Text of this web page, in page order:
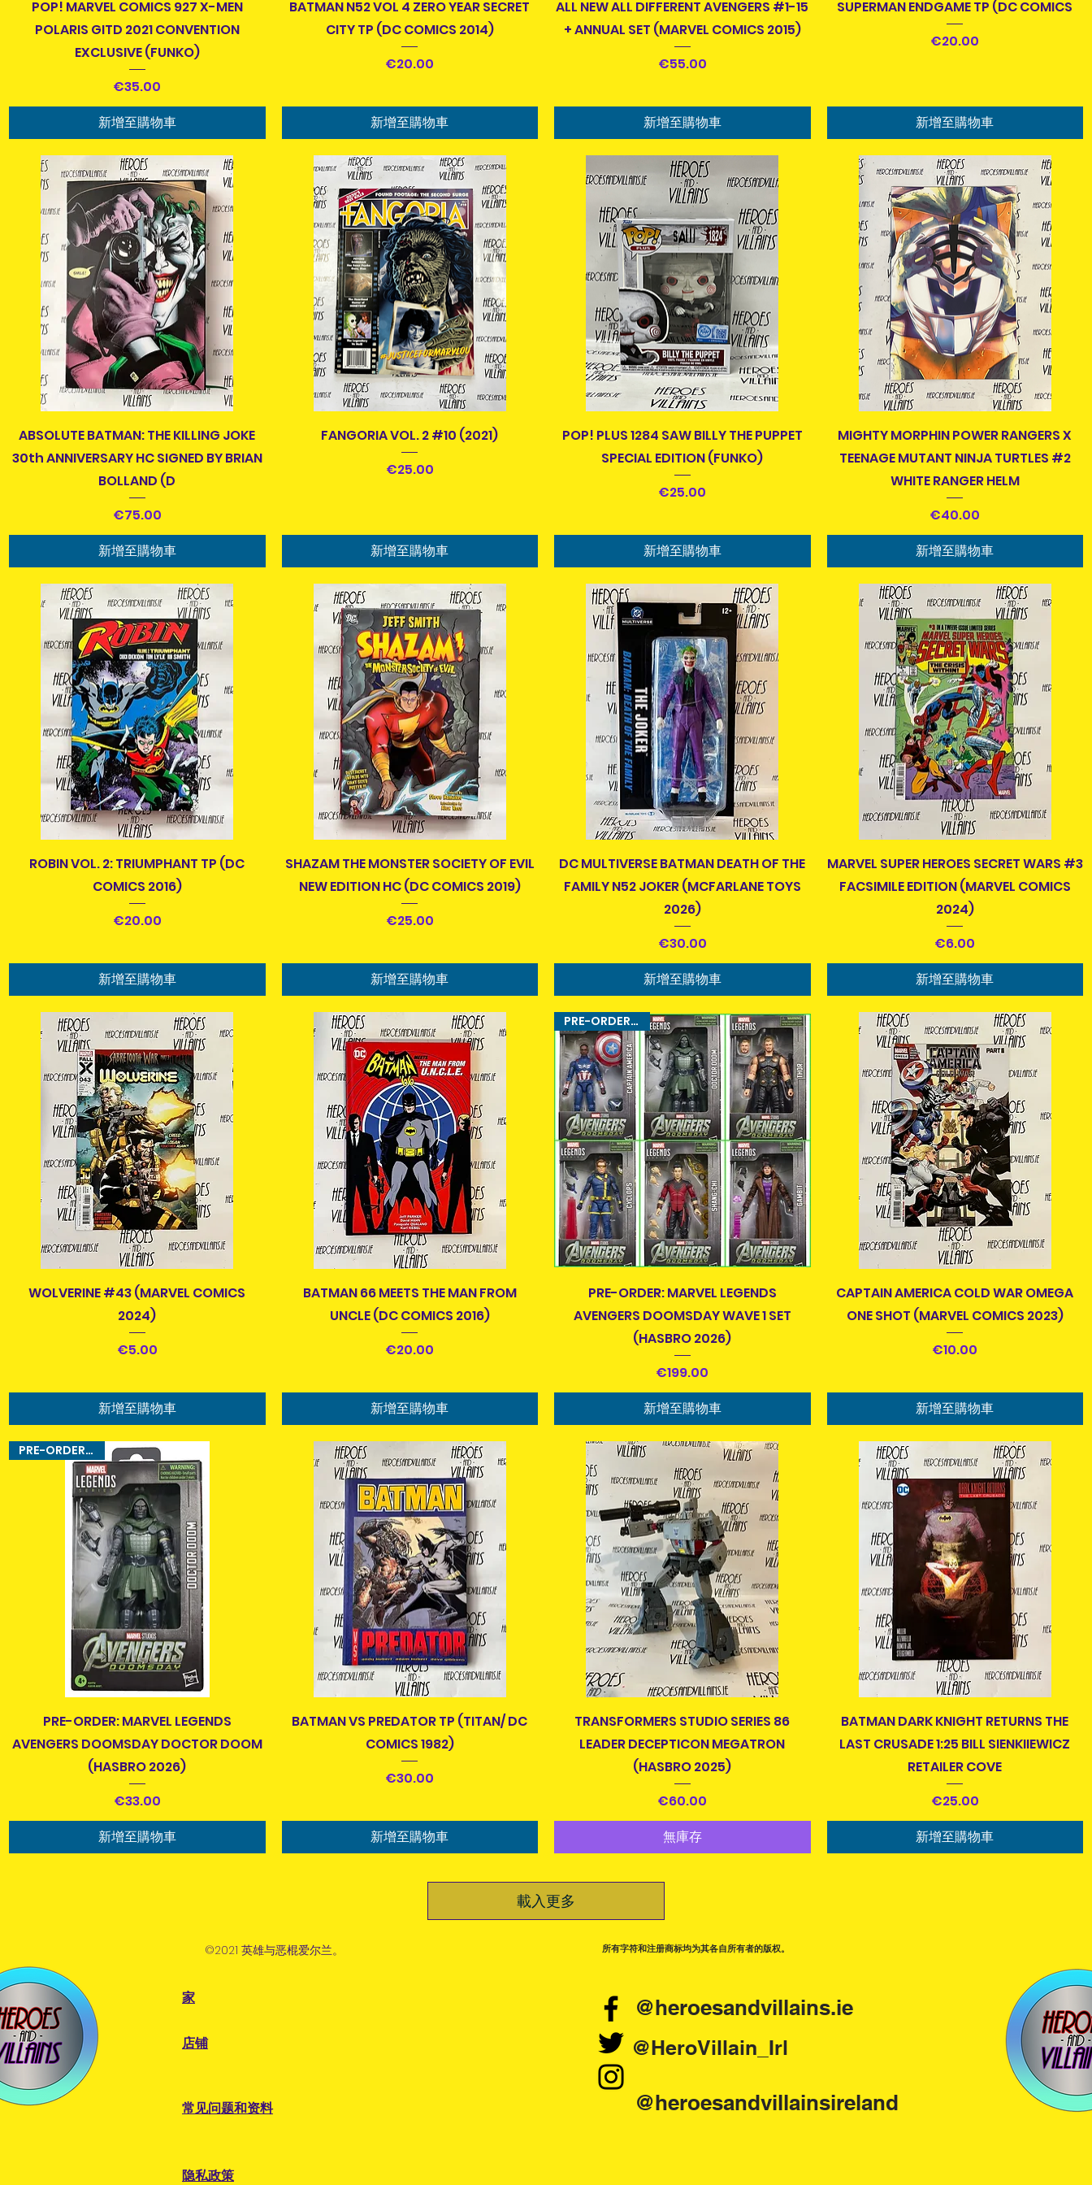
POP! MARVEL COMICS 927 X-MEN
POLARIS GITD 2021 CONVENTION
EXCLUSIVE (FUNKO)
價格
€35.00
新增至購物車
BATMAN N52 VOL 4 ZERO YEAR SECRET
CITY TP (DC COMICS 2014)
價格
€20.00
新增至購物車
ALL NEW ALL DIFFERENT AVENGERS #1-15
+ ANNUAL SET (MARVEL COMICS 2015)
價格
€55.00
新增至購物車
SUPERMAN ENDGAME TP (DC COMICS
價格
€20.00
新增至購物車
快速瀏覽
ABSOLUTE BATMAN: THE KILLING JOKE
30th ANNIVERSARY HC SIGNED BY BRIAN
BOLLAND (D
價格
€75.00
新增至購物車
快速瀏覽
FANGORIA VOL. 2 #10 (2021)
價格
€25.00
新增至購物車
快速瀏覽
POP! PLUS 1284 SAW BILLY THE PUPPET
SPECIAL EDITION (FUNKO)
價格
€25.00
新增至購物車
快速瀏覽
MIGHTY MORPHIN POWER RANGERS X
TEENAGE MUTANT NINJA TURTLES #2
WHITE RANGER HELM
價格
€40.00
新增至購物車
快速瀏覽
ROBIN VOL. 2: TRIUMPHANT TP (DC
COMICS 2016)
價格
€20.00
新增至購物車
快速瀏覽
SHAZAM THE MONSTER SOCIETY OF EVIL
NEW EDITION HC (DC COMICS 2019)
價格
€25.00
新增至購物車
快速瀏覽
DC MULTIVERSE BATMAN DEATH OF THE
FAMILY N52 JOKER (MCFARLANE TOYS
2026)
價格
€30.00
新增至購物車
快速瀏覽
MARVEL SUPER HEROES SECRET WARS #3
FACSIMILE EDITION (MARVEL COMICS
2024)
價格
€6.00
新增至購物車
快速瀏覽
WOLVERINE #43 (MARVEL COMICS
2024)
價格
€5.00
新增至購物車
快速瀏覽
BATMAN 66 MEETS THE MAN FROM
UNCLE (DC COMICS 2016)
價格
€20.00
新增至購物車
快速瀏覽
PRE-ORDER ITEM!
PRE-ORDER: MARVEL LEGENDS
AVENGERS DOOMSDAY WAVE 1 SET
(HASBRO 2026)
價格
€199.00
新增至購物車
快速瀏覽
CAPTAIN AMERICA COLD WAR OMEGA
ONE SHOT (MARVEL COMICS 2023)
價格
€10.00
新增至購物車
快速瀏覽
PRE-ORDER ITEM!
PRE-ORDER: MARVEL LEGENDS
AVENGERS DOOMSDAY DOCTOR DOOM
(HASBRO 2026)
價格
€33.00
新增至購物車
快速瀏覽
BATMAN VS PREDATOR TP (TITAN/ DC
COMICS 1982)
價格
€30.00
新增至購物車
快速瀏覽
TRANSFORMERS STUDIO SERIES 86
LEADER DECEPTICON MEGATRON
(HASBRO 2025)
價格
€60.00
無庫存
快速瀏覽
BATMAN DARK KNIGHT RETURNS THE
LAST CRUSADE 1:25 BILL SIENKIIEWICZ
RETAILER COVE
價格
€25.00
新增至購物車
載入更多
©2021 英雄与恶棍爱尔兰。
家
店铺
常见问题和资料
@heroesandvillains.ie
@HeroVillain_Irl
@heroesandvillainsireland
所有字符和注册商标均为其各自所有者的版权。
隐私政策